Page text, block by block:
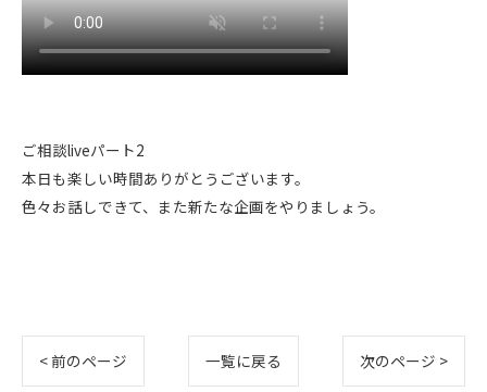
ご相談liveパート2
本日も楽しい時間ありがとうございます。
色々お話しできて、また新たな企画をやりましょう。
< 前のページ 一覧に戻る 次のページ >